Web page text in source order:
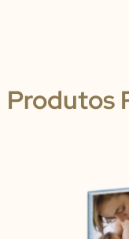
Produtos